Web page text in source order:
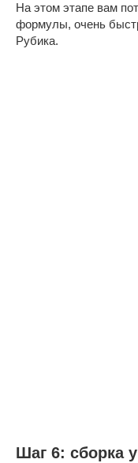
На этом этапе вам
формулы, очень
Рубика.
Шаг 6: сборка